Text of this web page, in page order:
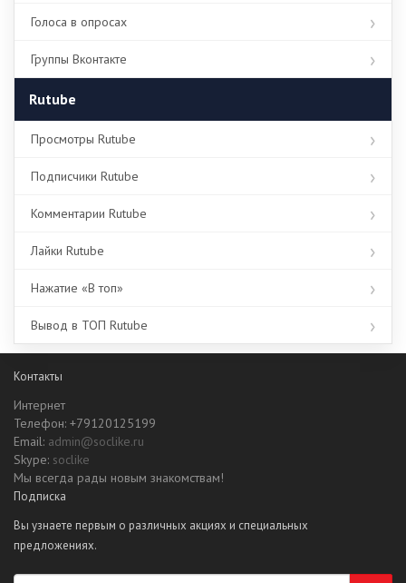
Голоса в опросах
Группы Вконтакте
Rutube
Просмотры Rutube
Подписчики Rutube
Комментарии Rutube
Лайки Rutube
Нажатие «В топ»
Вывод в ТОП Rutube
Контакты
Интернет
Телефон: +79120125199
Email: admin@soclike.ru
Skype: soclike
Мы всегда рады новым знакомствам!
Подписка
Вы узнаете первым о различных акциях и специальных
предложениях.